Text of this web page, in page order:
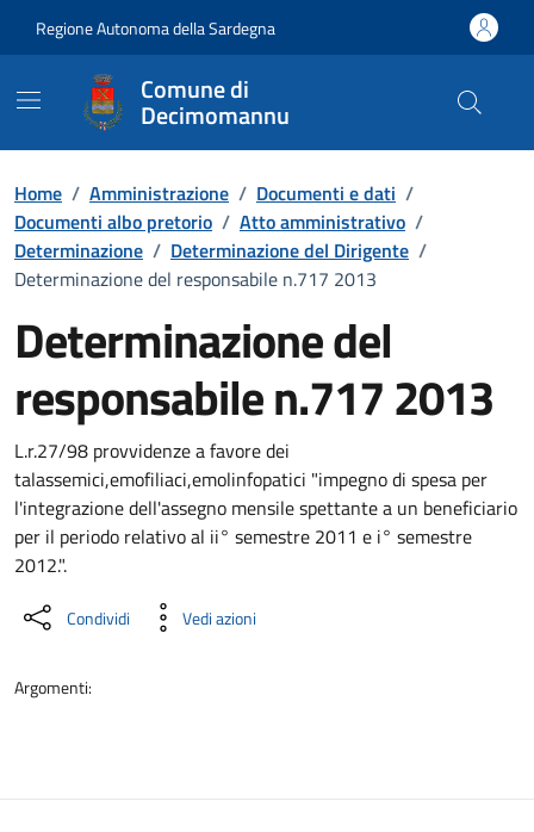
Regione Autonoma della Sardegna
Comune di
Decimomannu
Home / Amministrazione / Documenti e dati /
Documenti albo pretorio / Atto amministrativo /
Determinazione / Determinazione del Dirigente /
Determinazione del responsabile n.717 2013
Determinazione del
responsabile n.717 2013
Dettaglio del documento
L.r.27/98 provvidenze a favore dei
talassemici,emofiliaci,emolinfopatici "impegno di spesa per
l'integrazione dell'assegno mensile spettante a un beneficiario
per il periodo relativo al ii° semestre 2011 e i° semestre
2012.".
Condividi Vedi azioni
Argomenti: